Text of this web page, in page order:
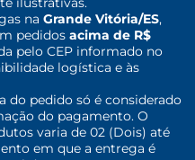
na Grande Vitória/ES,
pedidos acima de R$
pelo CEP informado no
logística e às
do pedido só é considerado
do pagamento. O
varia de 02 (Dois) até
em que a entrega é